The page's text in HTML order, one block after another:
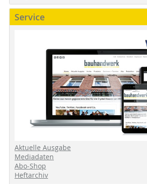
Service
Aktuelle Ausgabe
Mediadaten
Abo-Shop
Heftarchiv